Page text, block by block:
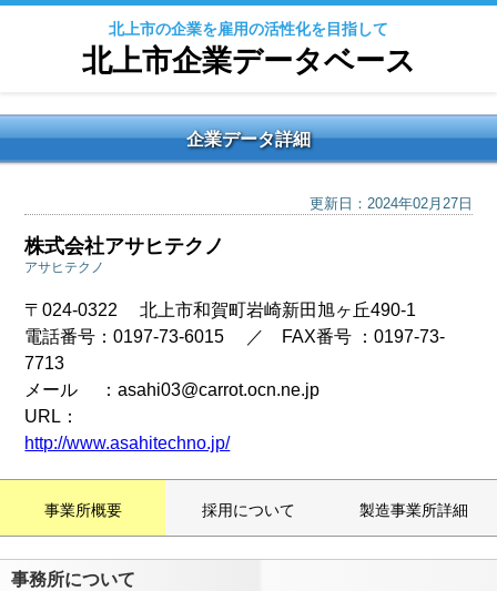
北上市の企業を雇用の活性化を目指して
北上市企業データベース
企業データ詳細
更新日：2024年02月27日
株式会社アサヒテクノ
アサヒテクノ
〒024-0322 北上市和賀町岩崎新田旭ヶ丘490-1
電話番号：0197-73-6015 ／ FAX番号 ：0197-73-
7713
メール ：asahi03@carrot.ocn.ne.jp
URL：
http://www.asahitechno.jp/
事業所概要 採用について 製造事業所詳細
事務所について